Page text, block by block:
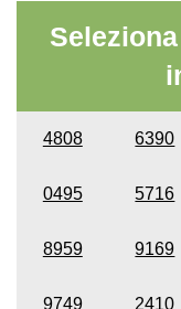
4808 6390
0495 5716
8959 9169
9749 2410